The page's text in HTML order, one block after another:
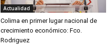
Actualidad
Colima en primer lugar nacional de
crecimiento económico: Fco.
Rodriguez